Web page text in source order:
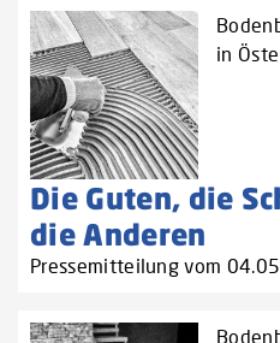
in
Die Guten, die
die Anderen
Pressemitteilung vom